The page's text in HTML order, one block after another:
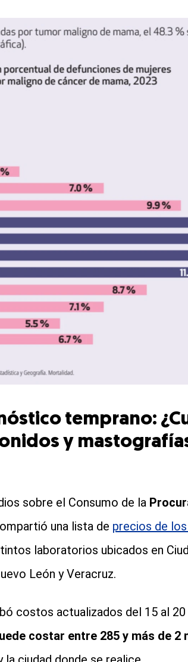
temprano:
y
sobre el Consumo de la
una lista de precios de
laboratorios ubicados en
León y Veracruz.
costos actualizados del 15 al
costar entre 285 y más de 2